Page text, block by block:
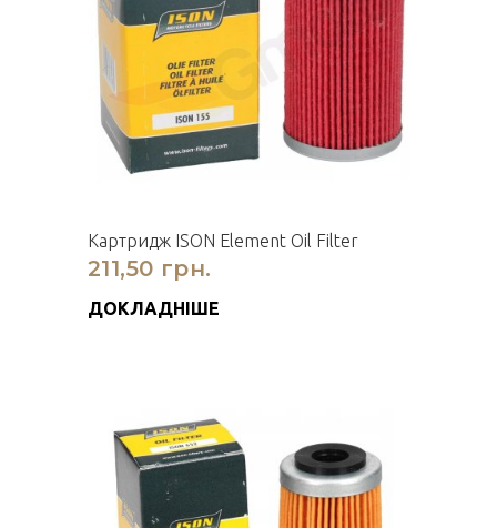
Картридж ISON Element Oil Filter
211,50 грн.
ДОКЛАДНІШЕ